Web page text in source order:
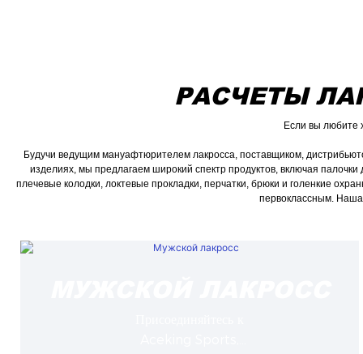
РАСЧЕТЫ
Если вы любите
Будучи ведущим мануафтюрителем лакросса, поставщиком,
изделиях, мы предлагаем широкий спектр продуктов, включая
плечевые колодки, локтевые прокладки, перчатки, брюки и голенкие
первоклассным. Наша